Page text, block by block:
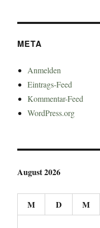
META
Anmelden
Eintrags-Feed
Kommentar-Feed
WordPress.org
August 2026
M D M